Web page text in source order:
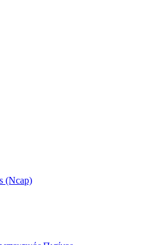
(Ncap)